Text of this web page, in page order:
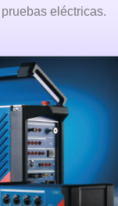
eléctricas.